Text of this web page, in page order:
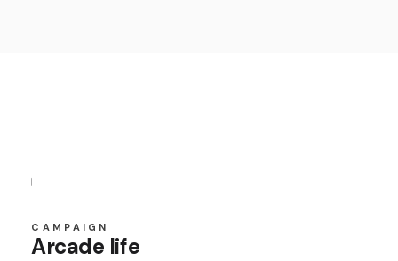
CAMPAIGN
Arcade life